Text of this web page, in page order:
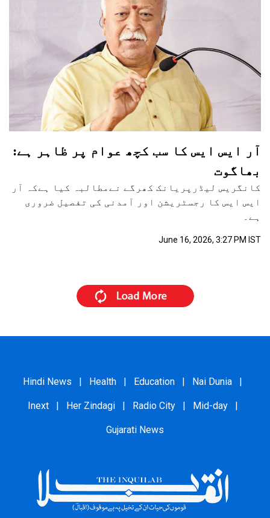
آر ایس ایس کا سب کچھ عوام پر ظاہر ہے:
بھاگوت
کانگریس لیڈرپریانک کھرگے نےمطالبہ کیا ہےکہ آر
ایس ایس کا رجسٹریشن اور آمدنی کی تفصیل ضروری
ہے۔
June 16, 2026, 3:27 PM IST
Hindi News Health Education Nai Dunia
Inext Her Zindagi Radio City Mid-day
Gujarati News